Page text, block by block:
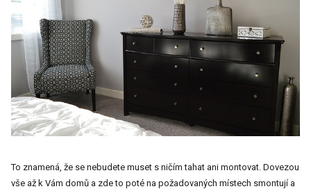
To znamená, že se nebudete muset s ničím tahat ani montovat. Dovezou
vše až k Vám domů a zde to poté na požadovaných místech smontují a